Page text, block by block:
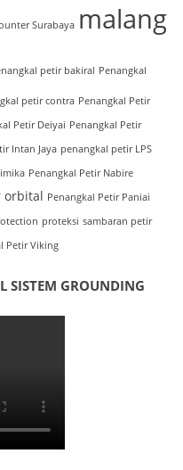
Surabaya malang
petir bakiral Penangkal
petir contra Penangkal Petir
Petir Deiyai Penangkal Petir
Intan Jaya penangkal petir LPS
Penangkal Petir Nabire
orbital Penangkal Petir Paniai
proteksi sambaran petir
Petir Viking
SISTEM GROUNDING